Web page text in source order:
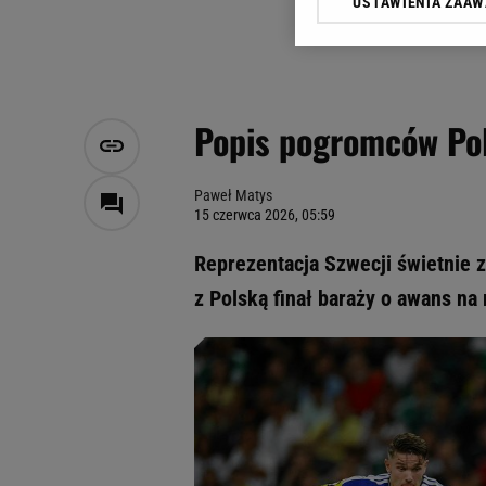
Popis pogromców
Paweł Matys
15 czerwca 2026, 05:59
Reprezentacja Szwecji świetnie
z Polską finał baraży o awans
Klikając „Akceptuję”
Zaufanych Partnerów i
My, nasi Zaufani
Użycie dokładnych
badnie odbiorców i